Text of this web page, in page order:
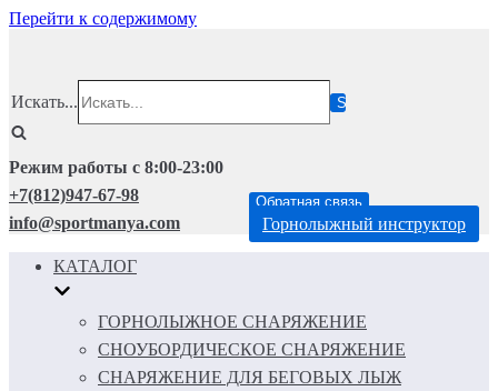
Перейти к содержимому
Искать...
Режим работы с 8:00-23:00
+7(812)947-67-98
info@sportmanya.com
Обратная связь
Горнолыжный инструктор
КАТАЛОГ
ГОРНОЛЫЖНОЕ СНАРЯЖЕНИЕ
СНОУБОРДИЧЕСКОЕ СНАРЯЖЕНИЕ
СНАРЯЖЕНИЕ ДЛЯ БЕГОВЫХ ЛЫЖ